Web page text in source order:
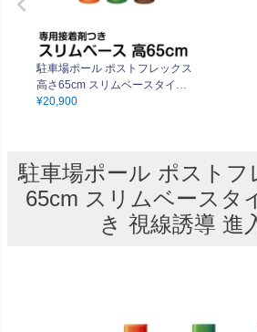
駐車場ポール ポストフレックス
高さ65cm スリムベースタイプ
接着剤付き 視線誘導 進入禁止
¥20,900
駐車場ポール ポストフ
65cm スリムベースタ
き 視線誘導 進